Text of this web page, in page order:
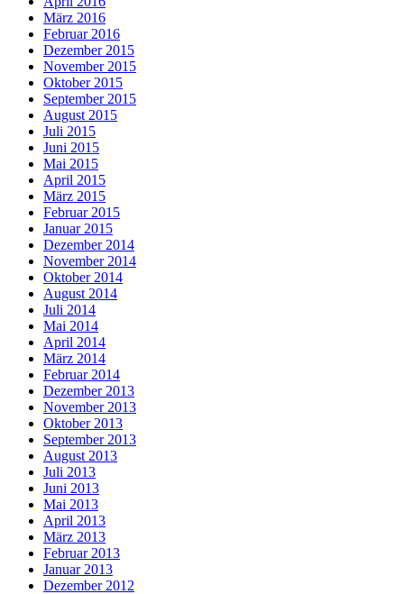
März 2016
Februar 2016
Dezember 2015
November 2015
Oktober 2015
September 2015
August 2015
Juli 2015
Juni 2015
Mai 2015
April 2015
März 2015
Februar 2015
Januar 2015
Dezember 2014
November 2014
Oktober 2014
August 2014
Juli 2014
Mai 2014
April 2014
März 2014
Februar 2014
Dezember 2013
November 2013
Oktober 2013
September 2013
August 2013
Juli 2013
Juni 2013
Mai 2013
April 2013
März 2013
Februar 2013
Januar 2013
Dezember 2012